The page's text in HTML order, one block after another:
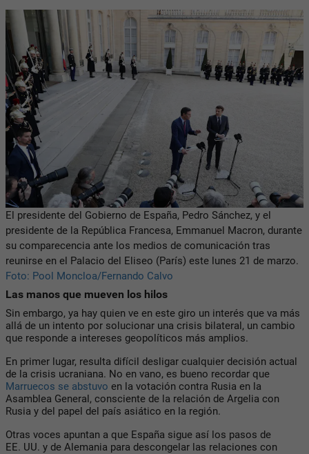
El presidente del Gobierno de España, Pedro Sánchez, y el
presidente de la República Francesa, Emmanuel Macron, durante
su comparecencia ante los medios de comunicación tras
reunirse en el Palacio del Eliseo (París) este lunes 21 de marzo.
Foto: Pool Moncloa/Fernando Calvo
Las manos que mueven los hilos
Sin embargo, ya hay quien ve en este giro un interés que va más
allá de un intento por solucionar una crisis bilateral, un cambio
que responde a intereses geopolíticos más amplios.
En primer lugar, resulta difícil desligar cualquier decisión actual
de la crisis ucraniana. No en vano, es bueno recordar que
Marruecos se abstuvo en la votación contra Rusia en la
Asamblea General, consciente de la relación de Argelia con
Rusia y del papel del país asiático en la región.
Otras voces apuntan a que España sigue así los pasos de
EE. UU. y de Alemania para descongelar las relaciones con